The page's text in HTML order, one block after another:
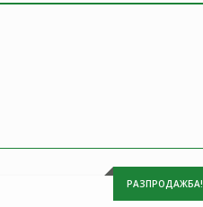
РАЗПРОДАЖБА!